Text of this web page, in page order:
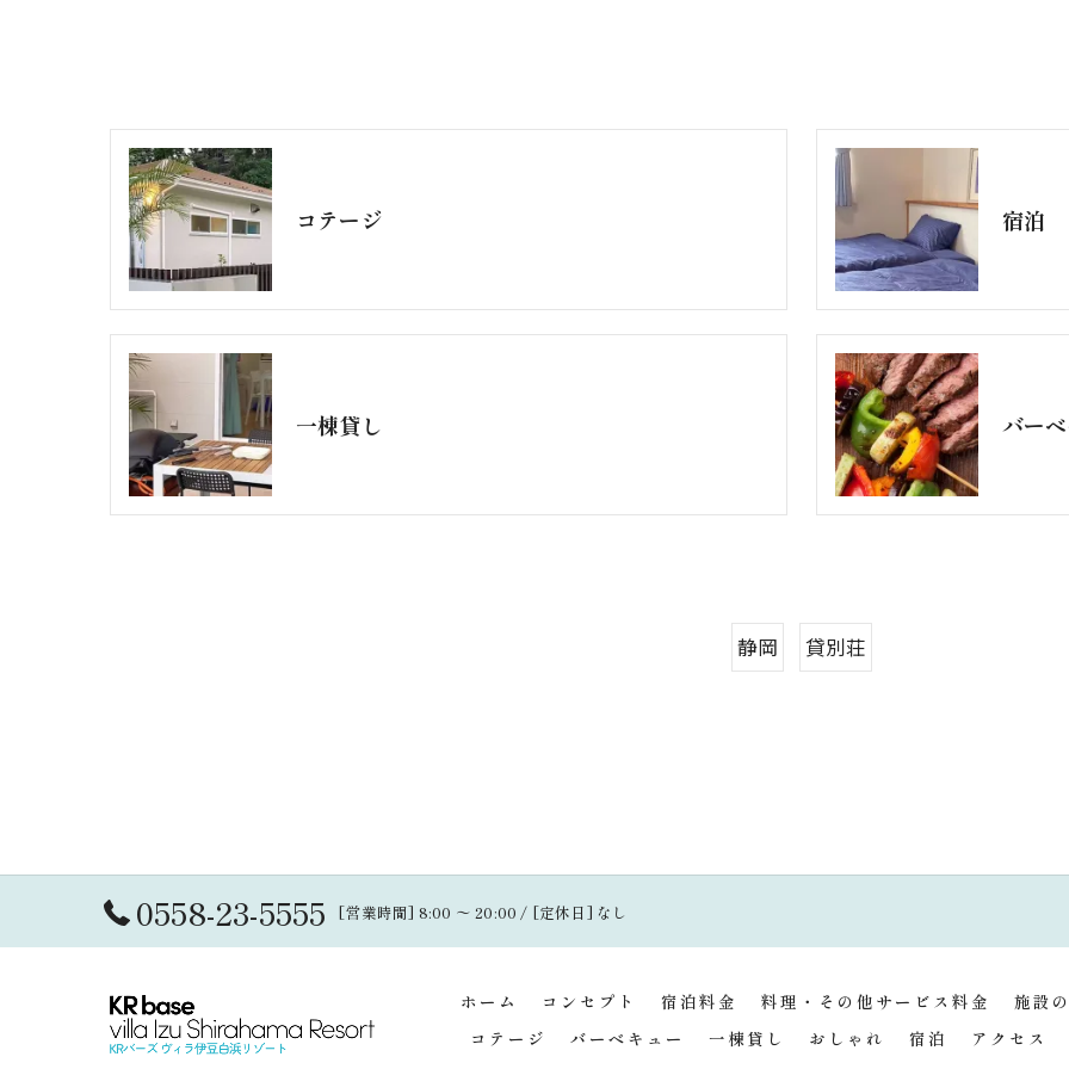
コテージ 宿泊
一棟貸し バー
静岡 貸別荘
0558-23-5555 [営業時間] 8:00 〜 20:00 / [定休日] なし
ホーム コンセプト 宿泊料金 料理・その他サービス料金
施設
コテージ
バーベキュー 一棟貸し おしゃれ 宿泊 アクセス